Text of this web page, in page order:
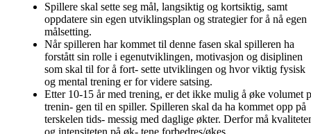
Spillere skal sette seg mål, langsiktig og kortsiktig, samt
oppdatere sin egen utviklingsplan og strategier for å nå egen
målsetting.
Når spilleren har kommet til denne fasen skal spilleren ha
forstått sin rolle i egenutviklingen, motivasjon og disiplinen
som skal til for å fort- sette utviklingen og hvor viktig fysisk
og mental trening er for videre satsing.
Etter 10-15 år med trening, er det ikke mulig å øke volumet
trenin- gen til en spiller. Spilleren skal da ha kommet opp på
terskelen tids- messig med daglige økter. Derfor må